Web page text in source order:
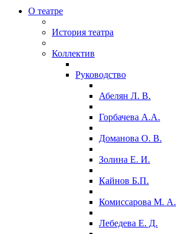
О театре
История театра
Коллектив
Руководство
Абелян Л. В.
Горбачева А.А.
Доманова О. В.
Золина Е. И.
Кайнов Б.П.
Комиссарова М. А.
Лебедева Е. Д.